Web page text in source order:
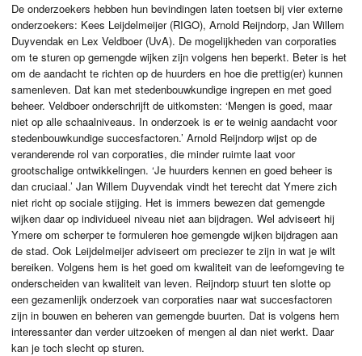
De onderzoekers hebben hun bevindingen laten toetsen bij vier externe
onderzoekers: Kees Leijdelmeijer (RIGO), Arnold Reijndorp, Jan Willem
Duyvendak en Lex Veldboer (UvA). De mogelijkheden van corporaties
om te sturen op gemengde wijken zijn volgens hen beperkt. Beter is het
om de aandacht te richten op de huurders en hoe die prettig(er) kunnen
samenleven. Dat kan met stedenbouwkundige ingrepen en met goed
beheer. Veldboer onderschrijft de uitkomsten: ‘Mengen is goed, maar
niet op alle schaalniveaus. In onderzoek is er te weinig aandacht voor
stedenbouwkundige succesfactoren.’ Arnold Reijndorp wijst op de
veranderende rol van corporaties, die minder ruimte laat voor
grootschalige ontwikkelingen. ‘Je huurders kennen en goed beheer is
dan cruciaal.’ Jan Willem Duyvendak vindt het terecht dat Ymere zich
niet richt op sociale stijging. Het is immers bewezen dat gemengde
wijken daar op individueel niveau niet aan bijdragen. Wel adviseert hij
Ymere om scherper te formuleren hoe gemengde wijken bijdragen aan
de stad. Ook Leijdelmeijer adviseert om preciezer te zijn in wat je wilt
bereiken. Volgens hem is het goed om kwaliteit van de leefomgeving te
onderscheiden van kwaliteit van leven. Reijndorp stuurt ten slotte op
een gezamenlijk onderzoek van corporaties naar wat succesfactoren
zijn in bouwen en beheren van gemengde buurten. Dat is volgens hem
interessanter dan verder uitzoeken of mengen al dan niet werkt. Daar
kan je toch slecht op sturen.